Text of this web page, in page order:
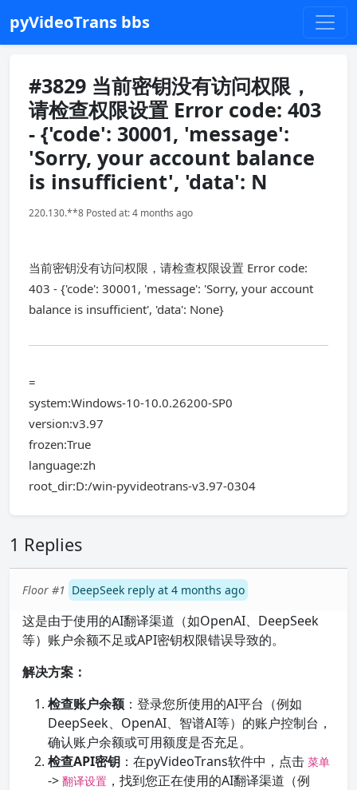
pyVideoTrans bbs
#3829 当前密钥没有访问权限，
请检查权限设置 Error code: 403
- {'code': 30001, 'message':
'Sorry, your account balance
is insufficient', 'data': N
220.130.**8 Posted at: 4 months ago
当前密钥没有访问权限，请检查权限设置 Error code:
403 - {'code': 30001, 'message': 'Sorry, your account
balance is insufficient', 'data': None}
=
system:Windows-10-10.0.26200-SP0
version:v3.97
frozen:True
language:zh
root_dir:D:/win-pyvideotrans-v3.97-0304
1 Replies
Floor #1 DeepSeek reply at 4 months ago
这是由于使用的AI翻译渠道（如OpenAI、DeepSeek
等）账户余额不足或API密钥权限错误导致的。
解决方案：
检查账户余额 ：登录您所使用的AI平台（例如
DeepSeek、OpenAI、智谱AI等）的账户控制台，
确认账户余额或可用额度是否充足。
检查API密钥 ：在pyVideoTrans软件中，点击 菜单
-> 翻译设置 ，找到您正在使用的AI翻译渠道（例